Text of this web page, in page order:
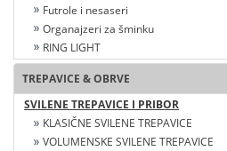
Futrole i nesaseri
Organajzeri za šminku
RING LIGHT
TREPAVICE & OBRVE
SVILENE TREPAVICE I PRIBOR
KLASIČNE SVILENE TREPAVICE
VOLUMENSKE SVILENE TREPAVICE